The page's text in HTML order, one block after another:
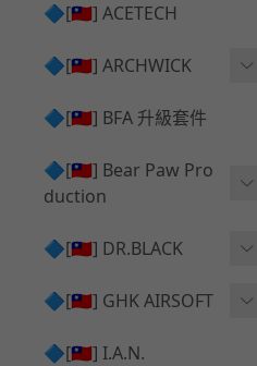
[夢神⧸Morpheus] 不鏽鋼
內管
套件
[夢神⧸Morpheus] 碳鋼 內
管
🔷[🇹🇼] ACETECH
🔷[🇹🇼] ARCHWICK
衝鋒套件 Convertion Kit
MWS 升級組件
B＆T APC9 系列產品
B＆T SPR300系列產品
HOP膠皮
🔷[🇹🇼] BFA 升級套件
🔷[🇹🇼] Bear Paw Pro
duction
T-5000
🔷[🇹🇼] DR.BLACK
Hi-capa 彈匣外觀
維護保養
🔷[🇹🇼] GHK AIRSOFT
AR ⧸ M4 GBB 原廠零件
🔷[🇹🇼] I.A.N.